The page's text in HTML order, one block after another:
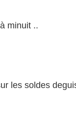
minuit ..
les soldes